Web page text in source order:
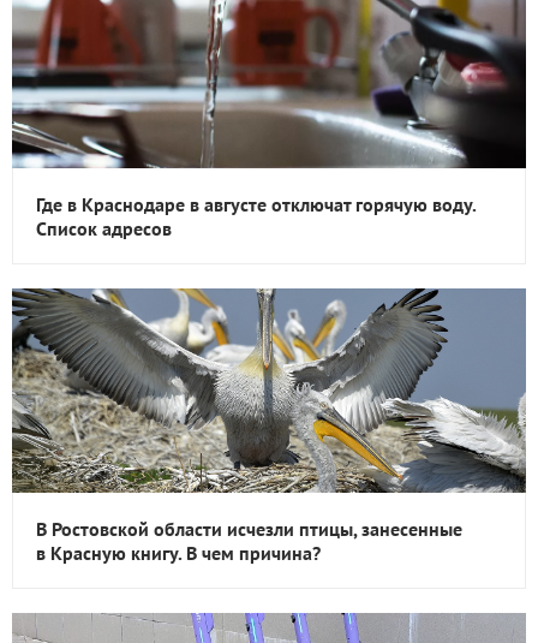
Где в Краснодаре в августе отключат горячую воду.
Список адресов
В Ростовской области исчезли птицы, занесенные
в Красную книгу. В чем причина?